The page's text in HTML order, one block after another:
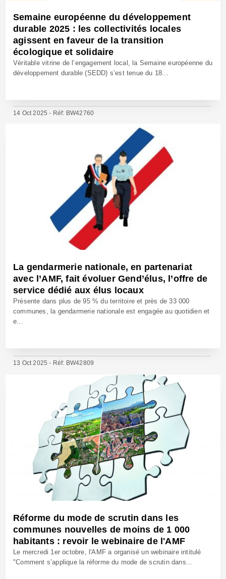
Semaine européenne du développement
durable 2025 : les collectivités locales
agissent en faveur de la transition
écologique et solidaire
Véritable vitrine de l’engagement local, la Semaine européenne du
développement durable (SEDD) s’est tenue du 18...
14 Oct 2025 - Réf: BW42760
La gendarmerie nationale, en partenariat
avec l’AMF, fait évoluer Gend’élus, l’offre de
service dédié aux élus locaux
Présente dans plus de 95 % du territoire et près de 33 000
communes, la gendarmerie nationale est engagée au quotidien et
e...
13 Oct 2025 - Réf: BW42809
Réforme du mode de scrutin dans les
communes nouvelles de moins de 1 000
habitants : revoir le webinaire de l'AMF
Le mercredi 1er octobre, l'AMF a organisé un webinaire intitulé
"Comment s’applique la réforme du mode de scrutin dans...